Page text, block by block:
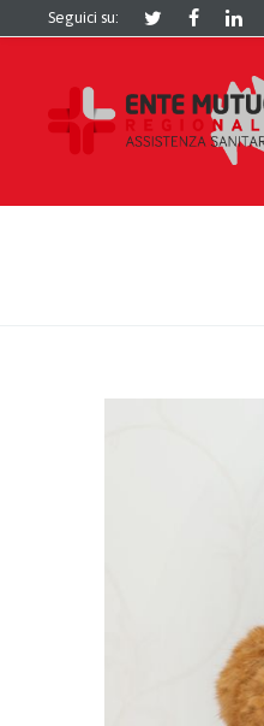
Seguici su: